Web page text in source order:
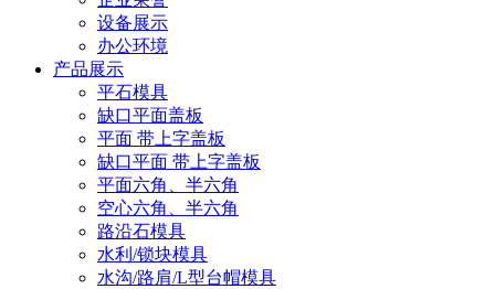
设备展示
办公环境
产品展示
平石模具
缺口平面盖板
平面 带上字盖板
缺口平面 带上字盖板
平面六角、半六角
空心六角、半六角
路沿石模具
水利/锁块模具
水沟/路肩/L型台帽模具